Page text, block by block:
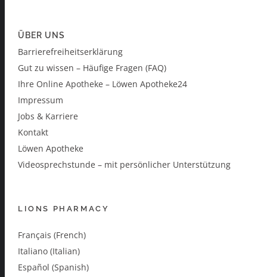
ÜBER UNS
Barrierefreiheitserklärung
Gut zu wissen – Häufige Fragen (FAQ)
Ihre Online Apotheke – Löwen Apotheke24
Impressum
Jobs & Karriere
Kontakt
Löwen Apotheke
Videosprechstunde – mit persönlicher Unterstützung
LIONS PHARMACY
Français (French)
Italiano (Italian)
Español (Spanish)